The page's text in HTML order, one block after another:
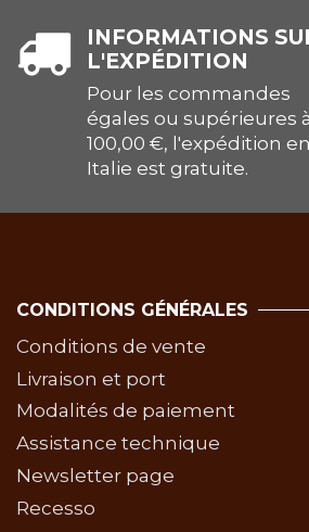
INFORMATIONS
L'EXPÉDITION
Pour les commandes
égales ou supérieures à
100,00 €, l'expédition en
Italie est gratuite.
CONDITIONS GÉNÉRALES
Conditions de vente
Livraison et port
Modalités de paiement
Assistance technique
Newsletter page
Recesso